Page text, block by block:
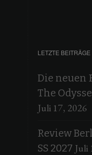
LETZTE BEITRÄGE
Die neuen
The
Juli 17, 2026
Review
SS 2027 Juli